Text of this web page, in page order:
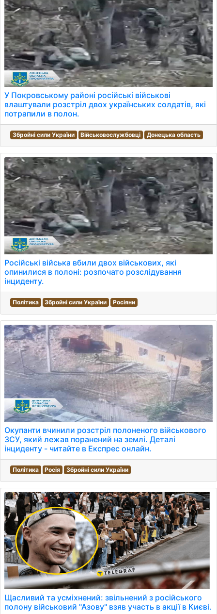
У Покровському районі російські військові
влаштували розстріл двох українських солдатів, які
потрапили в полон.
Збройні сили України Військовослужбовці Донецька область
Російські війська вбили двох військових, які
опинилися в полоні: розпочато розслідування
інциденту.
Політика Збройні сили України Росіяни
Окупанти вчинили розстріл полоненого військового
ЗСУ, який лежав поранений на землі. Деталі
інциденту - читайте в Експрес онлайн.
Політика Росія Збройні сили України
Щасливий та усміхнений: звільнений з російського
полону військовий "Азову" взяв участь в акції в Києві.